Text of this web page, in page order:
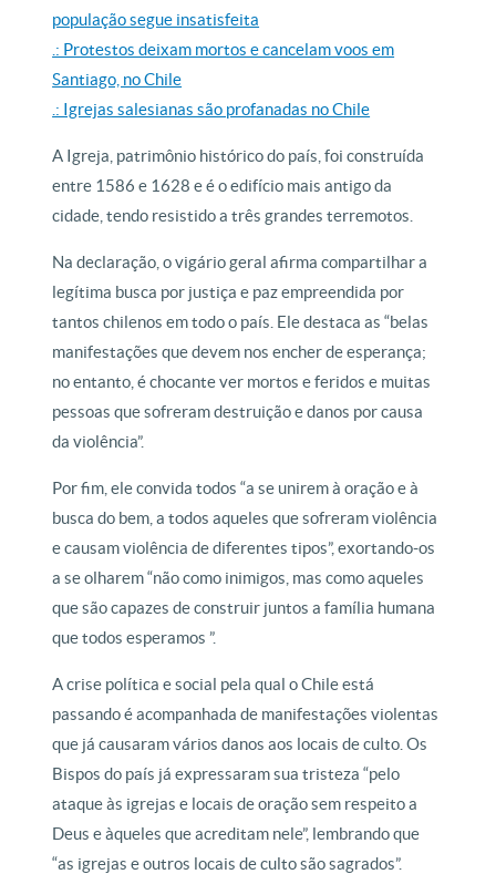
população segue insatisfeita
.: Protestos deixam mortos e cancelam voos em
Santiago, no Chile
.: Igrejas salesianas são profanadas no Chile
A Igreja, patrimônio histórico do país, foi construída
entre 1586 e 1628 e é o edifício mais antigo da
cidade, tendo resistido a três grandes terremotos.
Na declaração, o vigário geral afirma compartilhar a
legítima busca por justiça e paz empreendida por
tantos chilenos em todo o país. Ele destaca as “belas
manifestações que devem nos encher de esperança;
no entanto, é chocante ver mortos e feridos e muitas
pessoas que sofreram destruição e danos por causa
da violência”.
Por fim, ele convida todos “a se unirem à oração e à
busca do bem, a todos aqueles que sofreram violência
e causam violência de diferentes tipos”, exortando-os
a se olharem “não como inimigos, mas como aqueles
que são capazes de construir juntos a família humana
que todos esperamos ”.
A crise política e social pela qual o Chile está
passando é acompanhada de manifestações violentas
que já causaram vários danos aos locais de culto. Os
Bispos do país já expressaram sua tristeza “pelo
ataque às igrejas e locais de oração sem respeito a
Deus e àqueles que acreditam nele”, lembrando que
“as igrejas e outros locais de culto são sagrados”.